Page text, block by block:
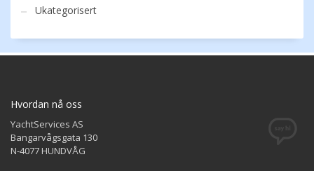
Ukategorisert
Hvordan nå oss
YachtServices AS
Bangarvågsgata 130
N-4077 HUNDVÅG